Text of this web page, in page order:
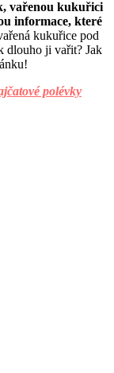
vařenou kukuřici
informace, které
kukuřice pod
dlouho ji vařit? Jak
polévky